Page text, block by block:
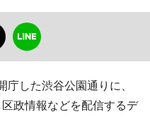
した渋谷公園通りに、
政情報などを配信するデ